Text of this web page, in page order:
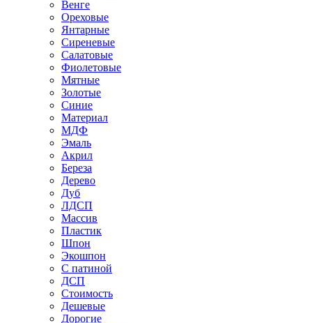
Венге
Ореховые
Янтарные
Сиреневые
Салатовые
Фиолетовые
Мятные
Золотые
Синие
Материал
МДФ
Эмаль
Акрил
Береза
Дерево
Дуб
ЛДСП
Массив
Пластик
Шпон
Экошпон
С патиной
ДСП
Стоимость
Дешевые
Дорогие